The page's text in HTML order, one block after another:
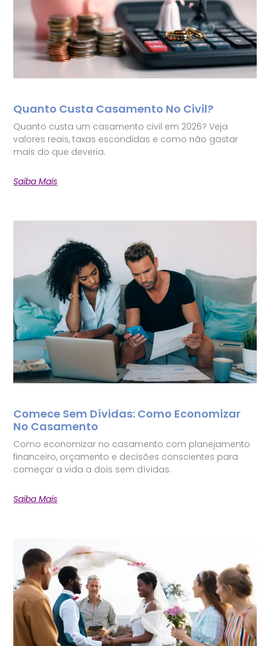
Quanto Custa Casamento No Civil?
Quanto custa um casamento civil em 2026? Veja
valores reais, taxas escondidas e como não gastar
mais do que deveria.
Saiba Mais
Comece Sem Dívidas: Como Economizar
No Casamento
Como economizar no casamento com planejamento
financeiro, orçamento e decisões conscientes para
começar a vida a dois sem dívidas.
Saiba Mais